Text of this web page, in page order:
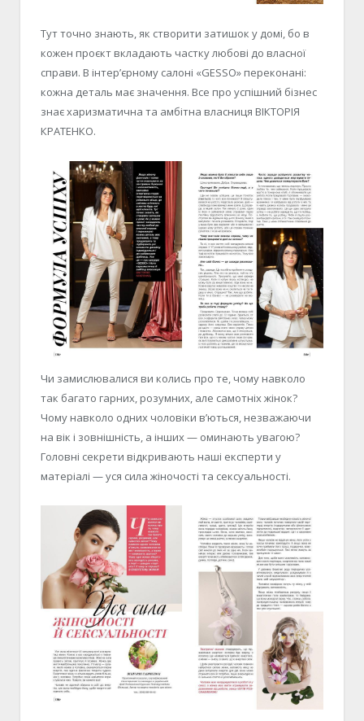
Тут точно знають, як створити затишок у домі, бо в
кожен проєкт вкладають частку любові до власної
справи. В інтер’єрному салоні «GESSO» переконані:
кожна деталь має значення. Все про успішний бізнес
знає харизматична та амбітна власниця ВІКТОРІЯ
КРАТЕНКО.
Чи замислювалися ви колись про те, чому навколо
так багато гарних, розумних, але самотніх жінок?
Чому навколо одних чоловіки в’ються, незважаючи
на вік і зовнішність, а інших — оминають увагою?
Головні секрети відкривають наші експерти у
матеріалі — уся сила жіночості та сексуальності.